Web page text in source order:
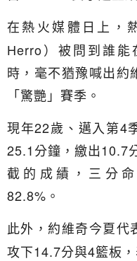
在熱火媒體日上，
Herro）被問到誰
時，毫不猶豫喊出約
「驚艷」賽季。
現年22歲、邁入第4
25.1分鐘，繳出10.7
截的成績，三分
82.8%。
此外，約維奇今夏代
攻下14.7分與4籃板